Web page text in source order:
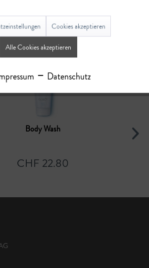
Body Wash
CHF 22.80
Cookies akzeptieren
Alle Cookies akzeptieren
Datenschutz